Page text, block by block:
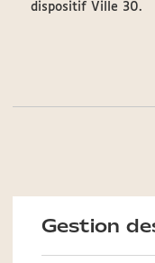
dispositif Ville 30.
Gestion